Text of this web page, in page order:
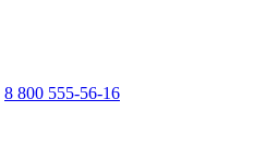
8 800 555-56-16